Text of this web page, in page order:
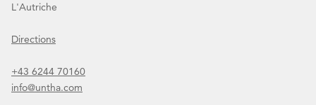
L'Autriche
Directions
+43 6244 70160
info@untha.com